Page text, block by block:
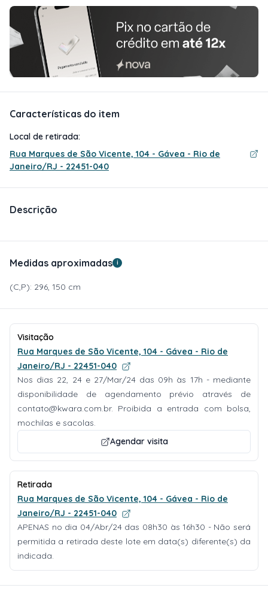
Características do item
Local de retirada:
Rua Marques de São Vicente, 104 - Gávea - Rio de
Janeiro/RJ - 22451-040
Descrição
Medidas aproximadas i
(C,P): 296, 150 cm
Visitação
Rua Marques de São Vicente, 104 - Gávea - Rio de
Janeiro/RJ - 22451-040
Nos dias 22, 24 e 27/Mar/24 das 09h às 17h - mediante
disponibilidade de agendamento prévio através de
contato@kwara.com.br. Proibida a entrada com bolsa,
mochilas e sacolas.
Agendar visita
Retirada
Rua Marques de São Vicente, 104 - Gávea - Rio de
Janeiro/RJ - 22451-040
APENAS no dia 04/Abr/24 das 08h30 às 16h30 - Não será
permitida a retirada deste lote em data(s) diferente(s) da
indicada.